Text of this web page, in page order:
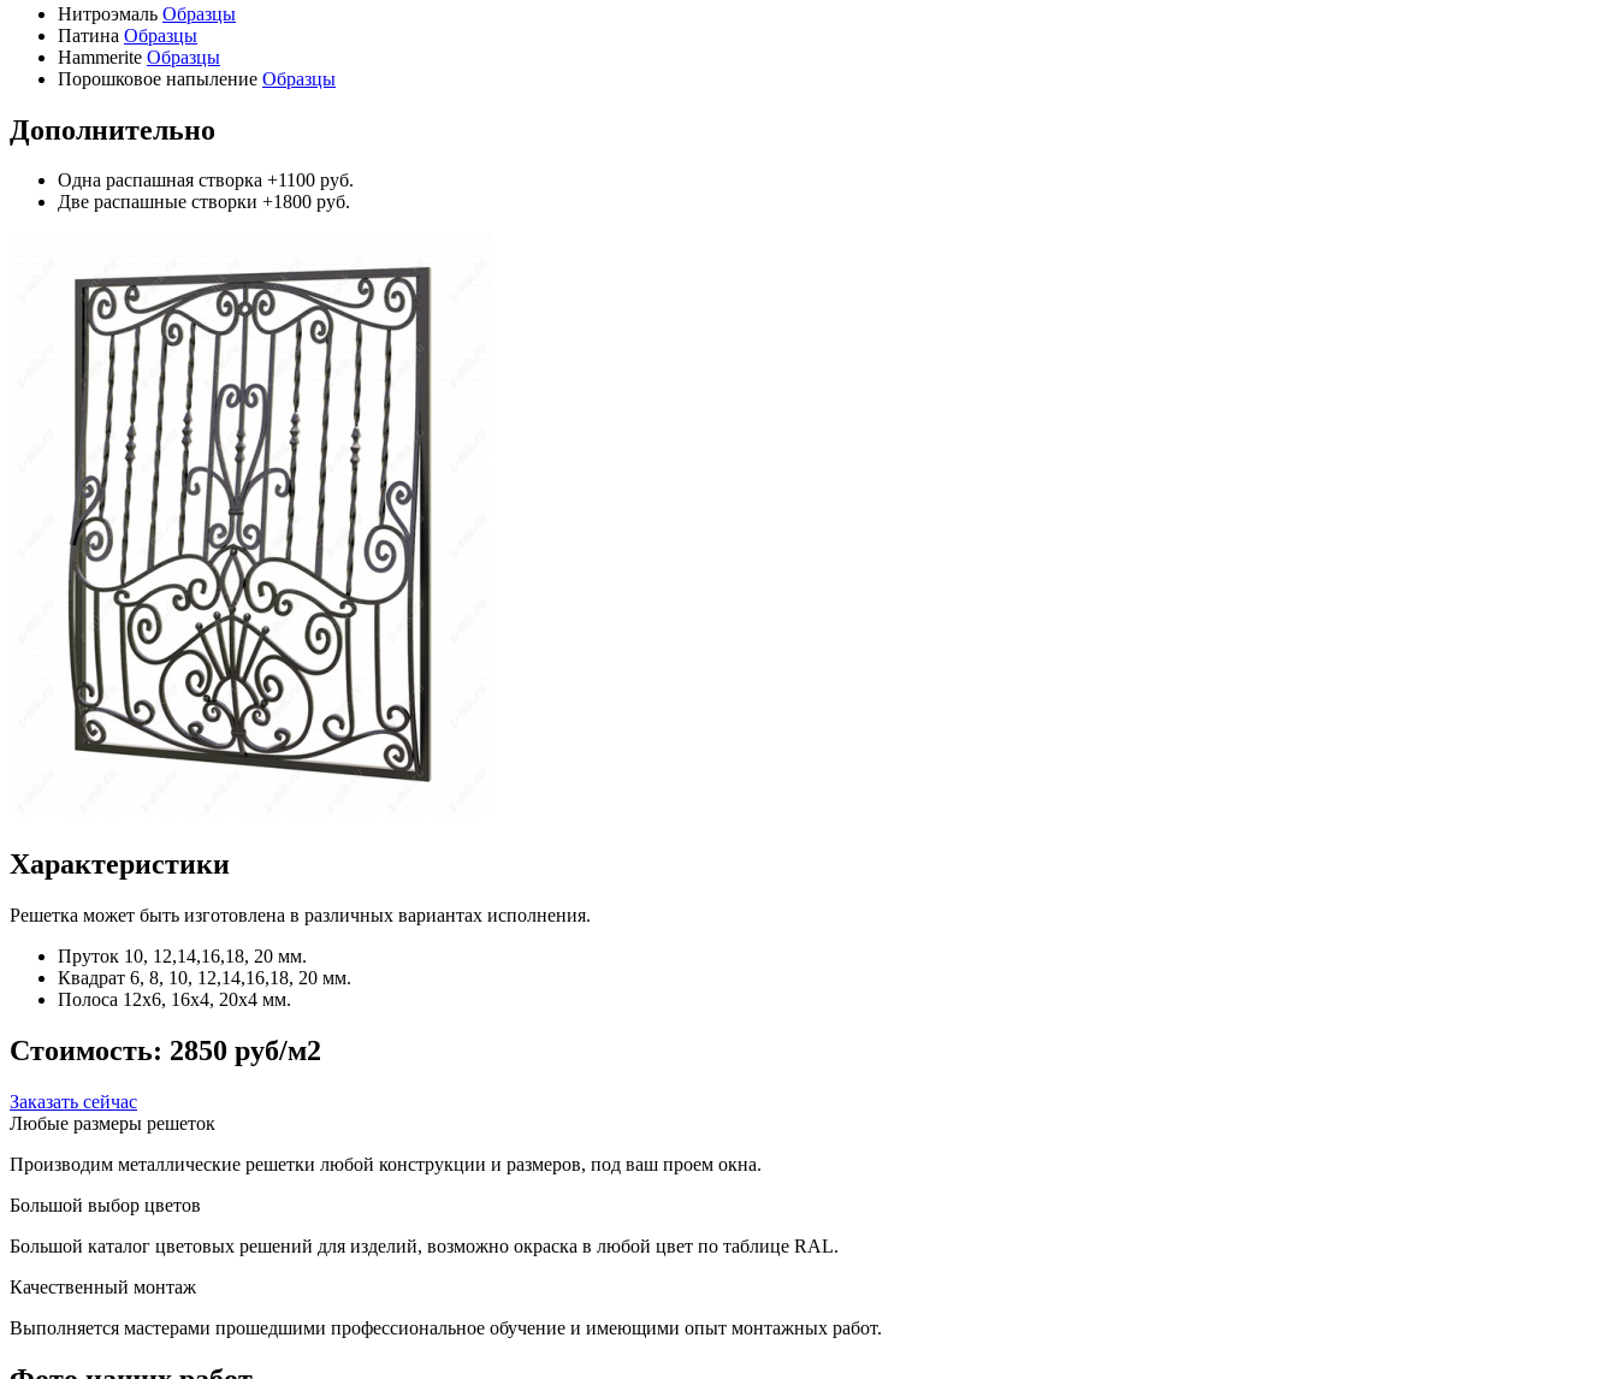
Нитроэмаль Образцы
Патина Образцы
Hammerite Образцы
Порошковое напыление Образцы
Дополнительно
Одна распашная створка +1100 руб.
Две распашные створки +1800 руб.
Характеристики
Решетка может быть изготовлена в различных вариантах исполнения.
Пруток 10, 12,14,16,18, 20 мм.
Квадрат 6, 8, 10, 12,14,16,18, 20 мм.
Полоса 12x6, 16x4, 20x4 мм.
Стоимость: 2850 руб/м2
Заказать сейчас
Любые размеры решеток
Производим металлические решетки любой конструкции и размеров, под ваш проем окна.
Большой выбор цветов
Большой каталог цветовых решений для изделий, возможно окраска в любой цвет по таблице RAL.
Качественный монтаж
Выполняется мастерами прошедшими профессиональное обучение и имеющими опыт монтажных работ.